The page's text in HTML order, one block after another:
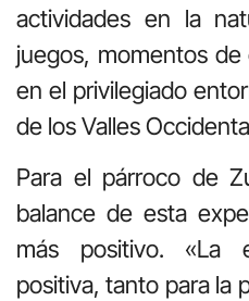
actividades en la
juegos, momentos
en el privilegiado
de los Valles
Para el párroco de
balance de esta
más positivo. «La
positiva, tanto para la